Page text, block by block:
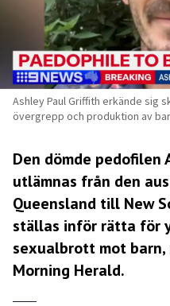
Ashley Paul Griffith erkände sig
övergrepp och produktion av
Den dömde pedofilen
utlämnas från den
Queensland till New
ställas inför rätta för
sexualbrott mot
Morning Herald.